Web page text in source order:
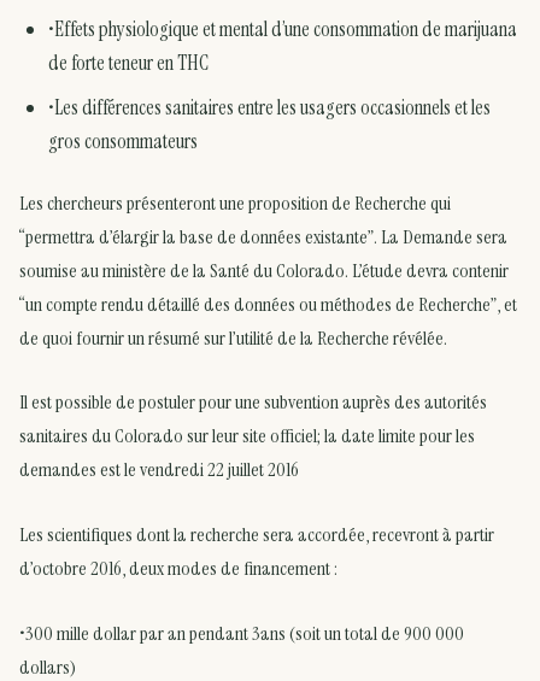
•Effets physiologique et mental d’une consommation de marijuana
de forte teneur en THC
•Les différences sanitaires entre les usagers occasionnels et les
gros consommateurs
Les chercheurs présenteront une proposition de Recherche qui
“permettra d’élargir la base de données existante”. La Demande sera
soumise au ministère de la Santé du Colorado. L’étude devra contenir
“un compte rendu détaillé des données ou méthodes de Recherche”, et
de quoi fournir un résumé sur l’utilité de la Recherche révélée.
Il est possible de postuler pour une subvention auprès des autorités
sanitaires du Colorado sur leur site officiel; la date limite pour les
demandes est le vendredi 22 juillet 2016
Les scientifiques dont la recherche sera accordée, recevront à partir
d’octobre 2016, deux modes de financement :
•300 mille dollar par an pendant 3ans (soit un total de 900 000
dollars)